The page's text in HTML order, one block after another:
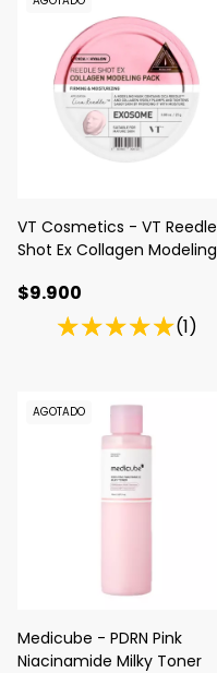
VT Cosmetics - VT Reedle
Shot Ex Collagen Modeling
$9.900
(1)
AGOTADO
Medicube - PDRN Pink
Niacinamide Milky Toner